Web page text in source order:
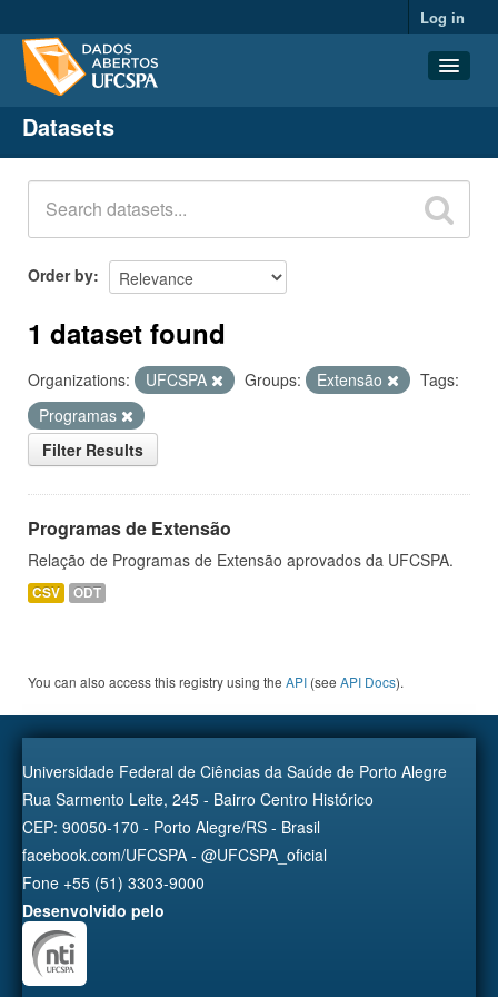
Log in
Datasets
Organizations
Groups
About
Datasets
Order by
1 dataset found
Organizations: UFCSPA Groups: Extensão
Tags:
Programas
Filter Results
Programas de Extensão
Relação de Programas de Extensão aprovados da UFCSPA.
CSV ODT
You can also access this registry using the API (see API Docs).
Universidade Federal de Ciências da Saúde de Porto Alegre
Rua Sarmento Leite, 245 - Bairro Centro Histórico
CEP: 90050-170 - Porto Alegre/RS - Brasil
facebook.com/UFCSPA - @UFCSPA_oficial
Fone +55 (51) 3303-9000
Desenvolvido pelo